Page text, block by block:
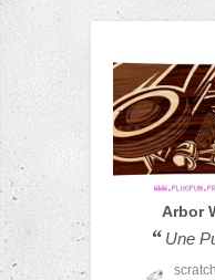
Arbor
Une